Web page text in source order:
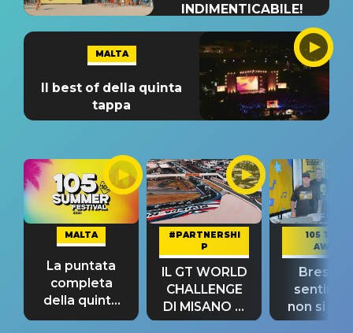
INDIMENTICABILE!
MALTA
Il best of della quinta
tappa
MALTA
La puntata
completa
della quinta
tappa
#PARTNERSHI
P
IL GT WORLD
CHALLENGE
DI MISANO si
riconferma
105 TAKE
AWAY
Bresh:
non si
fino alla